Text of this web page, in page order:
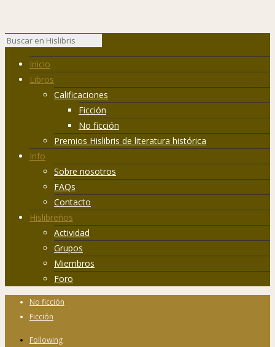
Inicio
Libros
Calificaciones
Ficción
No ficción
Premios Hislibris de literatura histórica
Info
Sobre nosotros
FAQs
Contacto
Hislibreños
Actividad
Grupos
Miembros
Foro
No ficción
Ficción
Following